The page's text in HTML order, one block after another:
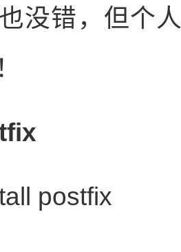
没错，但个
postfix